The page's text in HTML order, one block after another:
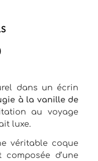
dans un écrin
à la vanille de
au voyage
luxe.
véritable coque
d’une